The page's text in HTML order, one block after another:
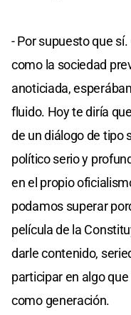
- Por supuesto que
como la sociedad
anoticiada,
fluido. Hoy te diría
de un diálogo de tipo
político serio y
en el propio
podamos superar
película de la
darle contenido,
participar en algo
como generación.